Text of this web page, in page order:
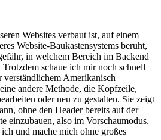
Websites verbaut ist, auf einem
Website-Baukastensystems beruht,
in welchem Bereich im Backend
schaue ich mir noch schnell
verständlichem Amerikanisch
andere Methode, die Kopfzeile,
oder neu zu gestalten. Sie zeigt
ohne den Header bereits auf der
einzubauen, also im Vorschaumodus.
und mache mich ohne großes